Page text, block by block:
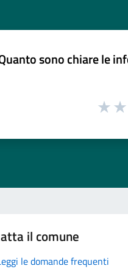
sono chiare le
il comune
le domande frequenti